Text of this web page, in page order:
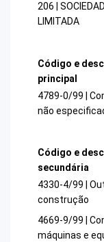
206 |
LIMITADA
Código e
principal
4789-0/99 |
não
Código e
secundária
4330-4/99 |
construção
4669-9/99 |
máquinas e